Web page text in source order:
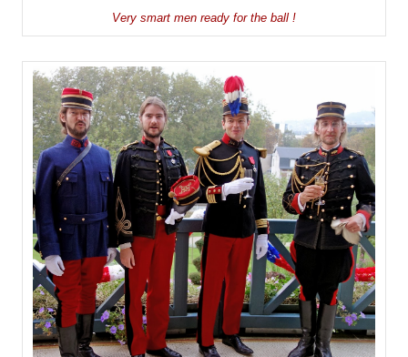
Very smart men ready for the ball !